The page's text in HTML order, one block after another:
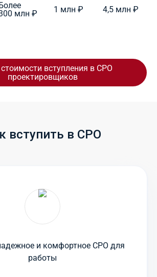
млн ₽
1 млн ₽ 4,5 млн ₽
вступления в СРО
проектировщиков
вступить в СРО
и комфортное СРО для
работы